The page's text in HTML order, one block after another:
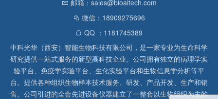
邮箱：sales@bioaitech.com
微信：18909275696
QQ ：1181745389
中科光华（西安）智能生物科技有限公司，是一家专业为生命科学
研究提供一站式服务的新型高科技企业。公司拥有独立的病理学实
验平台、免疫学实验平台、生化实验平台和生物信息学分析等平
台。提供各种组织生物样本技术服务、研发、产品开发、生产和销
售。公司引进的全套先进设备仪器建立了一整套以生物组织为主的